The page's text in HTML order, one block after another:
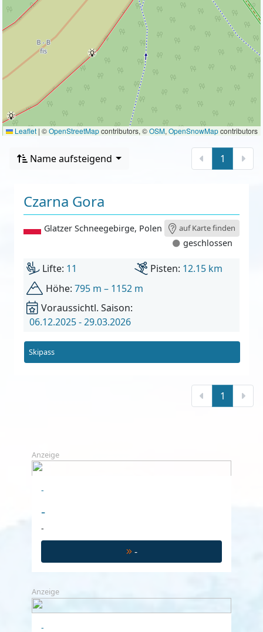
Name aufsteigend 1
Czarna Gora
Glatzer Schneegebirge, Polen auf Karte finden
geschlossen
Lifte: 11 Pisten: 12.15 km
Höhe: 795 m – 1152 m
Voraussichtl. Saison:
06.12.2025 - 29.03.2026
Skipass
1
Leaflet | ©OpenStreetMapcontributors, ©OSM, OpenSnowMapcontributors
Anzeige
-
-
-
-
Anzeige
-